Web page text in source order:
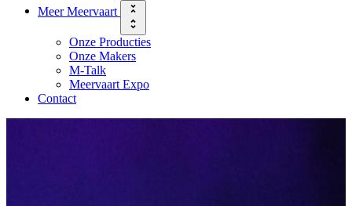
Meer Meervaart
Onze Producties
Onze Makers
M-Talk
Meervaart Expo
Contact